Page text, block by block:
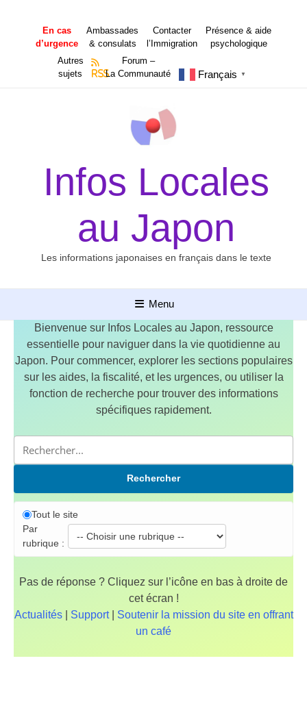
contenu
En cas
d’urgence
Ambassades
& consulats
Contacter
l’Immigration
Présence & aide
psychologique
Autres
sujets
RSS
Forum –
La Communauté
Français ▼
Infos Locales
au Japon
Les informations japonaises en français dans le texte
Menu
Bienvenue sur Infos Locales au Japon, ressource
essentielle pour naviguer dans la vie quotidienne au
Japon. Pour commencer, explorer les sections populaires
sur les aides, la fiscalité, et les urgences, ou utiliser la
fonction de recherche pour trouver des informations
spécifiques rapidement.
Rechercher
Tout le site
Par
rubrique :
Pas de réponse ? Cliquez sur l’icône en bas à droite de
cet écran !
Actualités| Support| Soutenir la mission du site en offrant
un café